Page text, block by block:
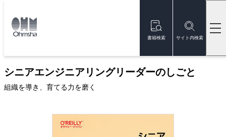
書籍検索 サイト内検索
トップ
シニアエンジニアリングリーダーのしごと
組織を導き、育てる力を磨く